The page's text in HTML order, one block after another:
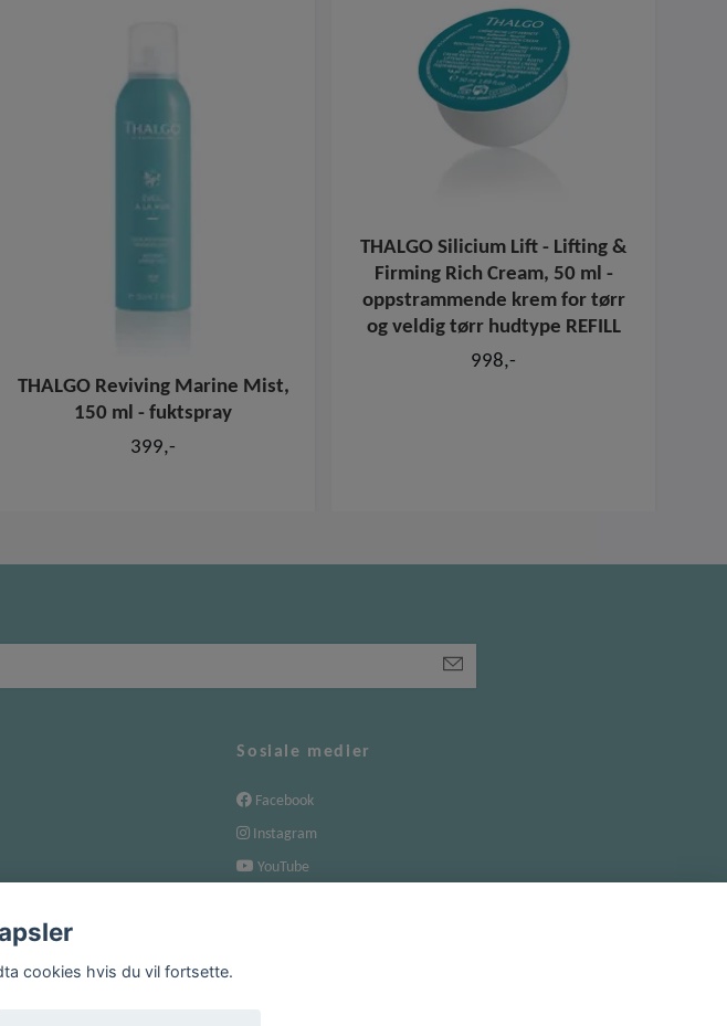
THALGO Reviving Marine Mist,
150 ml - fuktspray
399,-
THALGO Silicium Lift - Lifting &
Firming Rich Cream, 50 ml -
oppstrammende krem for tørr
og veldig tørr hudtype REFILL
998,-
Sosiale medier
Facebook
Instagram
YouTube
cookies hvis du vil fortsette.